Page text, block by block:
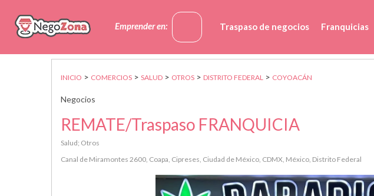
Emprender en: Traspaso de negocios Franquicias
INICIO > COMERCIOS > SALUD > OTROS > DISTRITO FEDERAL > COYOACÁN
Negocios
REMATE/Traspaso FRANQUICIA
Salud; Otros
Canal de Miramontes 2600, Coapa, Cipreses, Ciudad de México, CDMX, México, Distrito Federal